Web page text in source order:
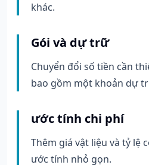
khác.
Gói và dự trữ
Chuyển đổi số tiền cần
bao gồm một khoản dự
ước tính chi phí
Thêm giá vật liệu và tỷ lệ
ước tính nhỏ gọn.